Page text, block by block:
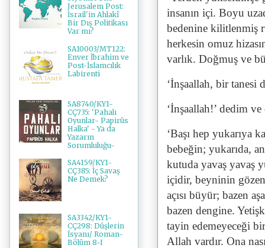
insanın içi. Boyu
bedenine kilitlenmiş
herkesin omuz
varlık. Doğmuş ve
‘İnşaallah, bir tanesi
‘İnşaallah!’ dedim
‘Başı hep yukarıya
bebeğin; yukarıda,
kutuda yavaş yavaş
içidir, beyninin
açısı büyür; bazen
bazen dengine.
tayin edemeyeceği
Allah vardır. Ona
Jerusalem Post:
İsrail'in Ahlakî
Bir Dış Politikası
Var mı?
SA10003/MT122:
Enver İbrahim ve
Post-İslamcılık
Labirenti
SA8740/KY1-
CÇ735: 'Pahalı
Oyunlar- Papirüs
Halka' - Ya da
Yazarın
Sorumluluğu-
SA4159/KY1-
CÇ385: İç Savaş
Ne Demek?
SA3342/KY1-
CÇ298: Düşlerin
İsyanı/ Roman-
Bölüm 8-I